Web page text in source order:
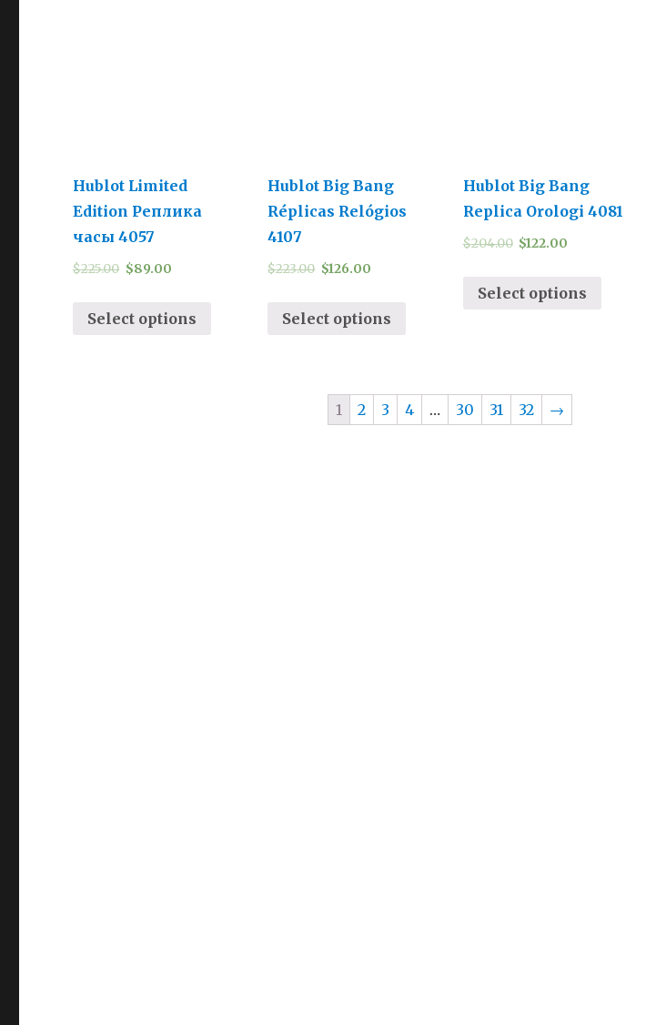
Hublot Limited
Edition Реплика
часы 4057
$225.00 $89.00
Select options
Hublot Big Bang
Réplicas Relógios
4107
$223.00 $126.00
Select options
Hublot Big Bang
Replica Orologi 4081
$204.00 $122.00
Select options
1 2 3 4 … 30 31 32 →